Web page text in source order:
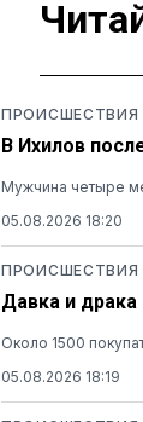
ПРОИСШЕСТВИЯ
В Ихилов
Мужчина четыре
05.08.2026 18:20
ПРОИСШЕСТВИЯ
Давка и
Около 1500
05.08.2026 18:19